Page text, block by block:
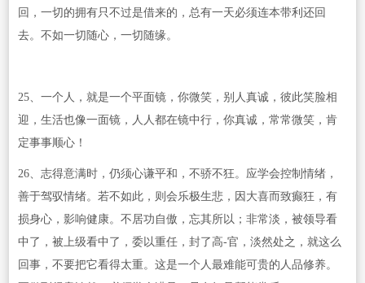
回，一切的拥有只不过是借来的，总有一天必须连本带利还回
去。不如一切随心，一切随缘。
25、一个人，就是一个平面镜，你微笑，别人真诚，彼此笑脸相
迎，生活也像一面镜，人人都在镜中行，你真诚，常常微笑，肯
定事事顺心！
26、志得意满时，仍须心谦平和，不骄不狂。应学会控制情绪，
善于驾驭情绪。若不如此，则会乐极生悲，因大喜而致癫狂，有
损身心，影响健康。不居功自傲，忘其所以；非常淡，被领导看
中了，被上级看中了，委以重任，封了高-官，淡然处之，就这么
回事，不要把它看得太重。这是一个人最难能可贵的人品修养。